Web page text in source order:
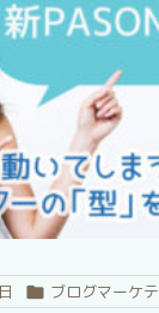
 ブログマーケ